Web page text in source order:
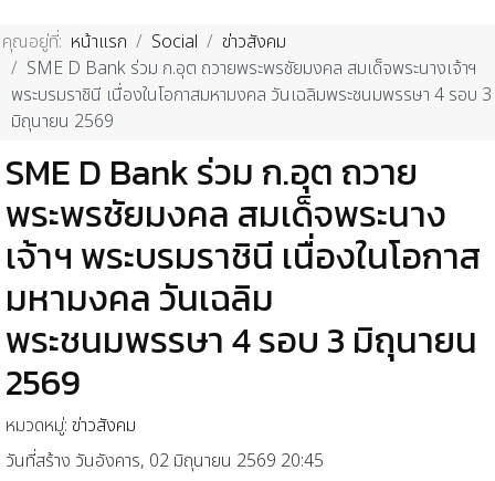
คุณอยู่ที่: หน้าแรก Social
ข่าวสังคม
SME D Bank ร่วม ก.อุต ถวายพระพรชัยมงคล สมเด็จพระนางเจ้าฯ
พระบรมราชินี เนื่องในโอกาสมหามงคล วันเฉลิมพระชนมพรรษา 4 รอบ 3
มิถุนายน 2569
SME D Bank ร่วม ก.อุต ถวาย
พระพรชัยมงคล สมเด็จพระนาง
เจ้าฯ พระบรมราชินี เนื่องในโอกาส
มหามงคล วันเฉลิม
พระชนมพรรษา 4 รอบ 3 มิถุนายน
2569
หมวดหมู่: ข่าวสังคม
วันที่สร้าง วันอังคาร, 02 มิถุนายน 2569 20:45